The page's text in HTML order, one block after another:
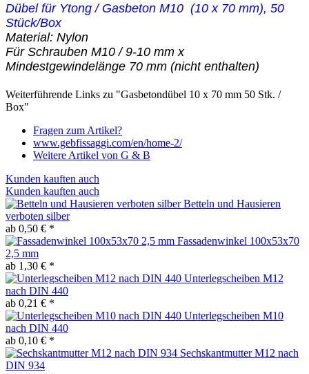
Dübel für Ytong / Gasbeton M10 (10 x 70 mm), 50
Stück/Box
Material: Nylon
Für Schrauben M10 / 9-10 mm x
Mindestgewindelänge 70 mm (nicht enthalten)
Weiterführende Links zu "Gasbetondübel 10 x 70 mm 50 Stk. /
Box"
Fragen zum Artikel?
www.gebfissaggi.com/en/home-2/
Weitere Artikel von G & B
Kunden kauften auch
Kunden kauften auch
Betteln und Hausieren
verboten silber
ab 0,50 € *
Fassadenwinkel 100x53x70
2,5 mm
ab 1,30 € *
Unterlegscheiben M12
nach DIN 440
ab 0,21 € *
Unterlegscheiben M10
nach DIN 440
ab 0,10 € *
Sechskantmutter M12 nach
DIN 934